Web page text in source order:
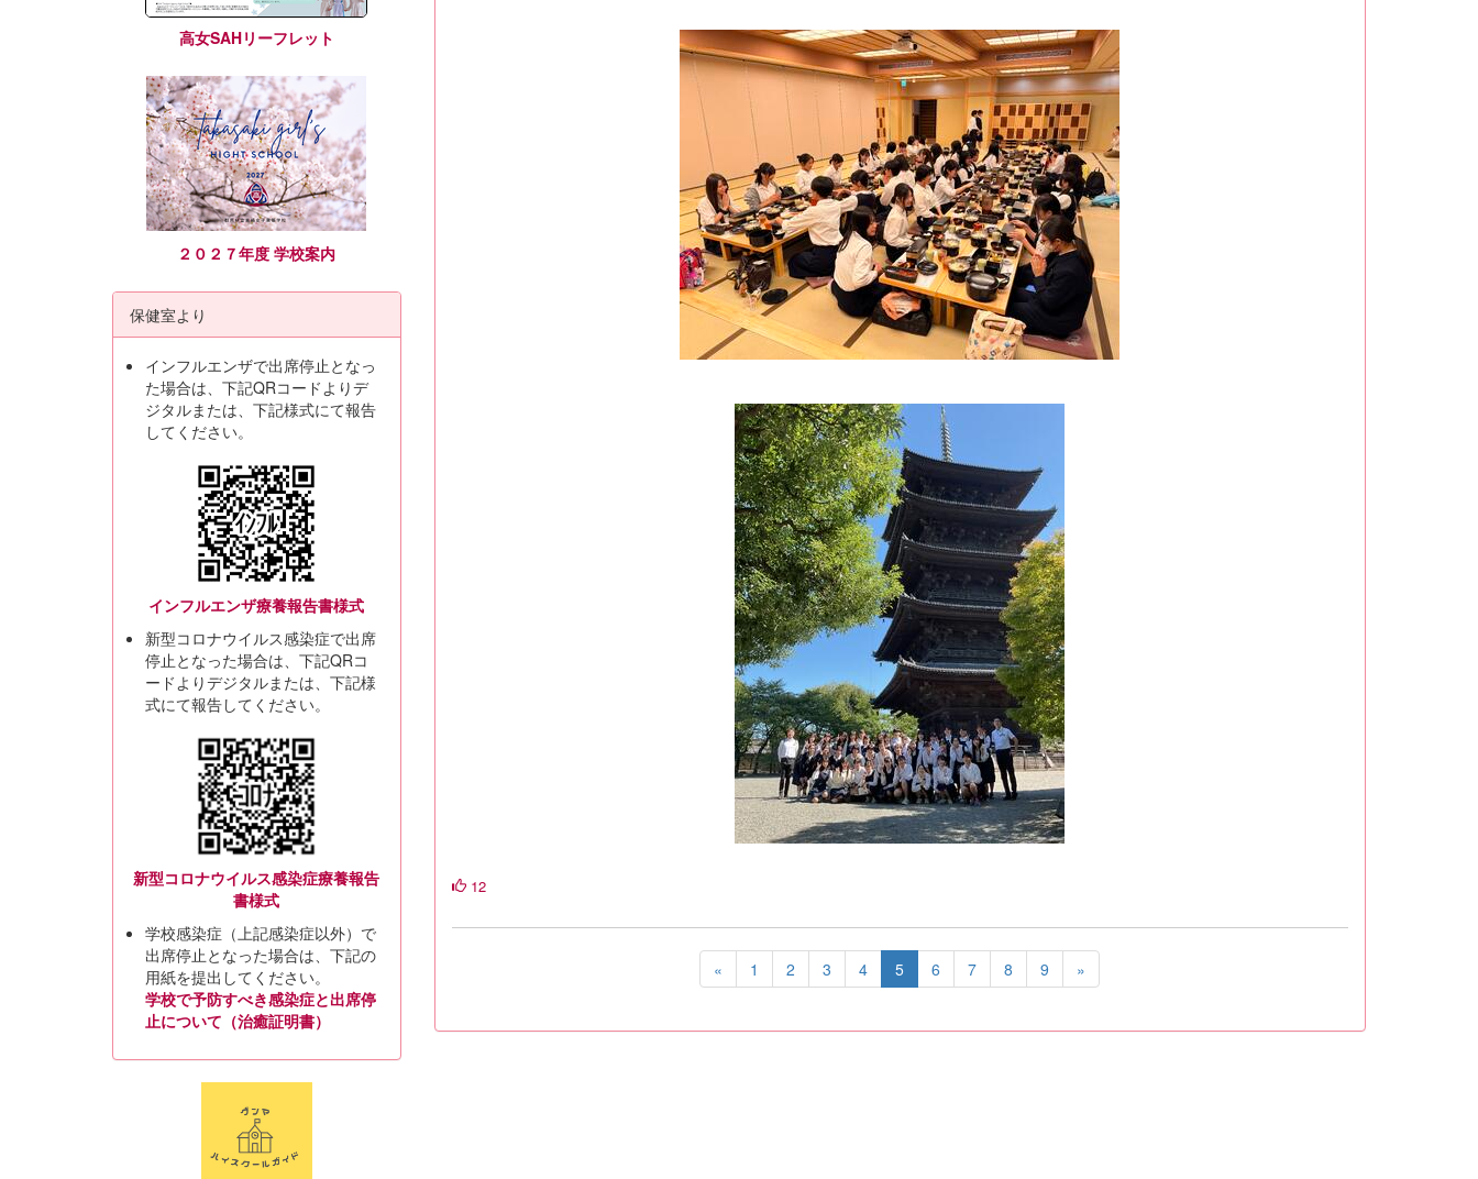
12
« 1 2 3 4 5 6 7 8 9 »
高女SAHリーフレット
２０２７年度 学校案内
保健室より
インフルエンザで出席停止となっ
た場合は、下記QRコードよりデ
ジタルまたは、下記様式にて報告
してください。
インフルエンザ療養報告書様式
新型コロナウイルス感染症で出席
停止となった場合は、下記QRコ
ードよりデジタルまたは、下記様
式にて報告してください。
新型コロナウイルス感染症療養報告
書様式
学校感染症（上記感染症以外）で
出席停止となった場合は、下記の
用紙を提出してください。
学校で予防すべき感染症と出席停
止について（治癒証明書）